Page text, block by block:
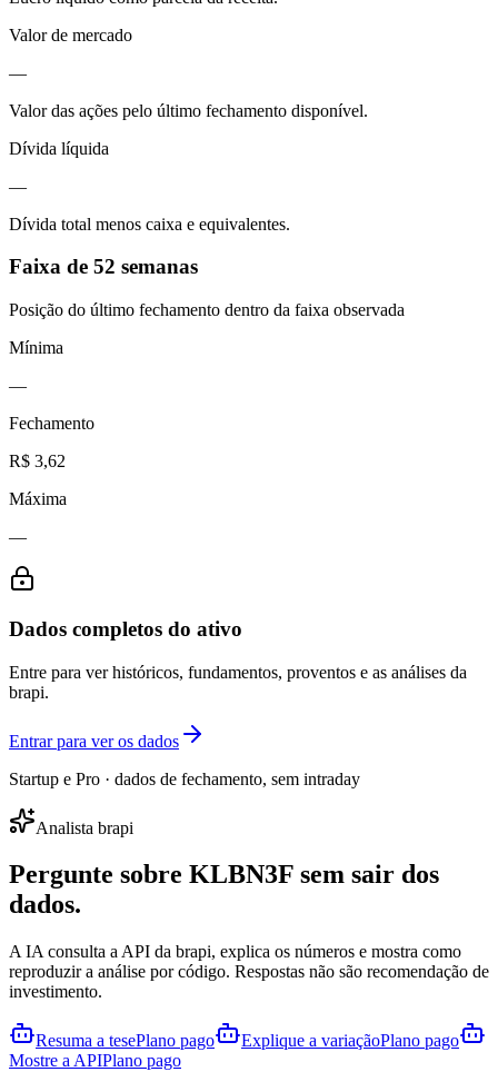
Valor de mercado
—
Valor das ações pelo último fechamento disponível.
Dívida líquida
—
Dívida total menos caixa e equivalentes.
Faixa de 52 semanas
Posição do último fechamento dentro da faixa observada
Mínima
—
Fechamento
R$ 3,62
Máxima
—
Dados completos do ativo
Entre para ver históricos, fundamentos, proventos e as análises da
brapi.
Entrar para ver os dados
Startup e Pro · dados de fechamento, sem intraday
Analista brapi
Pergunte sobre KLBN3F sem sair dos
dados.
A IA consulta a API da brapi, explica os números e mostra como
reproduzir a análise por código. Respostas não são recomendação de
investimento.
Resuma a tesePlano pago Explique a variaçãoPlano pago
Mostre a APIPlano pago